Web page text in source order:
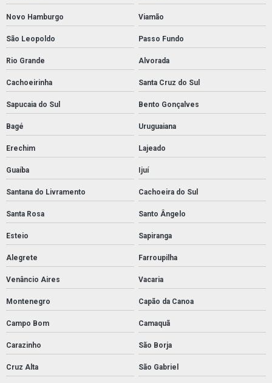
Novo Hamburgo Viamão
São Leopoldo Passo Fundo
Rio Grande Alvorada
Cachoeirinha Santa Cruz do Sul
Sapucaia do Sul Bento Gonçalves
Bagé Uruguaiana
Erechim Lajeado
Guaíba Ijuí
Santana do Livramento Cachoeira do Sul
Santa Rosa Santo Ângelo
Esteio Sapiranga
Alegrete Farroupilha
Venâncio Aires Vacaria
Montenegro Capão da Canoa
Campo Bom Camaquã
Carazinho São Borja
Cruz Alta São Gabriel